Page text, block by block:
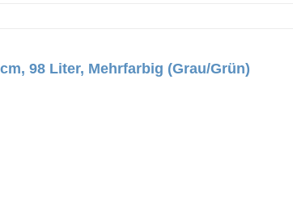
98 Liter, Mehrfarbig (Grau/Grün)